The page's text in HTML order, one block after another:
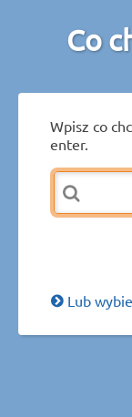
Co
Wpisz co
enter.
Lub